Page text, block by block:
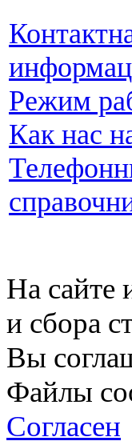
Режим
Как нас
На сайте
и сбора
Вы
Файлы
Согласен